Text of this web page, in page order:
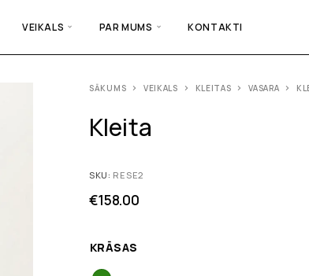
VEIKALS PAR MUMS KONTAKTI
SĀKUMS VEIKALS KLEITAS VASARA
Kleita
SKU: RESE2
€158.00
KRĀSAS